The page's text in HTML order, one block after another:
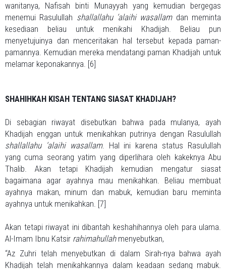
wanitanya, Nafisah binti Munayyah yang kemudian bergegas
menemui Rasulullah shallallahu ‘alaihi wasallamdan meminta
kesediaan beliau untuk menikahi Khadijah. Beliau pun
menyetujuinya dan menceritakan hal tersebut kepada paman-
pamannya. Kemudian mereka mendatangi paman Khadijah untuk
melamar keponakannya. [6]
SHAHIHKAH KISAH TENTANG SIASAT KHADIJAH?
Di sebagian riwayat disebutkan bahwa pada mulanya, ayah
Khadijah enggan untuk menikahkan putrinya dengan Rasulullah
shallallahu ‘alaihi wasallam. Hal ini karena status Rasulullah
yang cuma seorang yatim yang diperlihara oleh kakeknya Abu
Thalib. Akan tetapi Khadijah kemudian mengatur siasat
bagaimana agar ayahnya mau menikahkan. Beliau membuat
ayahnya makan, minum dan mabuk, kemudian baru meminta
ayahnya untuk menikahkan. [7]
Akan tetapi riwayat ini dibantah keshahihannya oleh para ulama.
Al-Imam Ibnu Katsir rahimahullahmenyebutkan,
“Az Zuhri telah menyebutkan di dalam Sirah-nya bahwa ayah
Khadijah telah menikahkannya dalam keadaan sedang mabuk.